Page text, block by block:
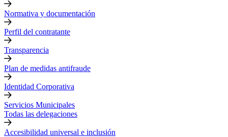
Normativa y documentación
Perfil del contratante
Transparencia
Plan de medidas antifraude
Identidad Corporativa
Servicios Municipales
Todas las delegaciones
Accesibilidad universal e inclusión